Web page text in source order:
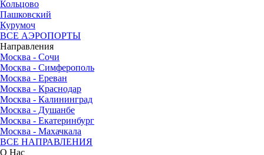
Кольцово
Пашковский
Курумоч
ВСЕ АЭРОПОРТЫ
Направления
Москва - Сочи
Москва - Симферополь
Москва - Ереван
Москва - Краснодар
Москва - Калининград
Москва - Душанбе
Москва - Екатеринбург
Москва - Махачкала
ВСЕ НАПРАВЛЕНИЯ
О Нас